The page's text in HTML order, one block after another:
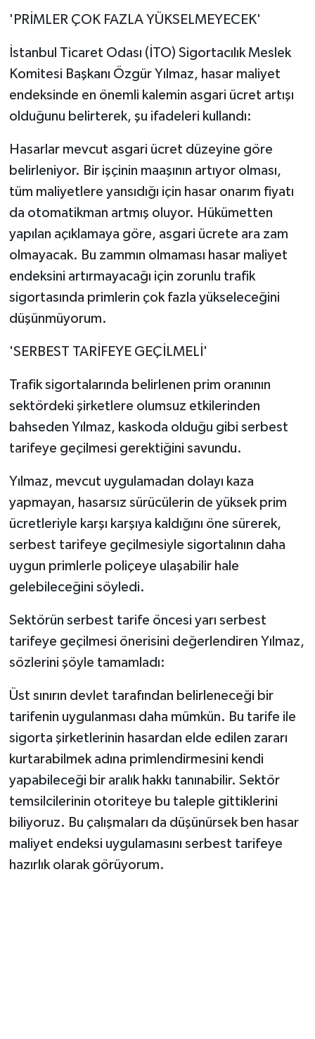
'PRİMLER ÇOK FAZLA YÜKSELMEYECEK'
İstanbul Ticaret Odası (İTO) Sigortacılık Meslek
Komitesi Başkanı Özgür Yılmaz, hasar maliyet
endeksinde en önemli kalemin asgari ücret artışı
olduğunu belirterek, şu ifadeleri kullandı:
Hasarlar mevcut asgari ücret düzeyine göre
belirleniyor. Bir işçinin maaşının artıyor olması,
tüm maliyetlere yansıdığı için hasar onarım fiyatı
da otomatikman artmış oluyor. Hükümetten
yapılan açıklamaya göre, asgari ücrete ara zam
olmayacak. Bu zammın olmaması hasar maliyet
endeksini artırmayacağı için zorunlu trafik
sigortasında primlerin çok fazla yükseleceğini
düşünmüyorum.
'SERBEST TARİFEYE GEÇİLMELİ'
Trafik sigortalarında belirlenen prim oranının
sektördeki şirketlere olumsuz etkilerinden
bahseden Yılmaz, kaskoda olduğu gibi serbest
tarifeye geçilmesi gerektiğini savundu.
Yılmaz, mevcut uygulamadan dolayı kaza
yapmayan, hasarsız sürücülerin de yüksek prim
ücretleriyle karşı karşıya kaldığını öne sürerek,
serbest tarifeye geçilmesiyle sigortalının daha
uygun primlerle poliçeye ulaşabilir hale
gelebileceğini söyledi.
Sektörün serbest tarife öncesi yarı serbest
tarifeye geçilmesi önerisini değerlendiren Yılmaz,
sözlerini şöyle tamamladı:
Üst sınırın devlet tarafından belirleneceği bir
tarifenin uygulanması daha mümkün. Bu tarife ile
sigorta şirketlerinin hasardan elde edilen zararı
kurtarabilmek adına primlendirmesini kendi
yapabileceği bir aralık hakkı tanınabilir. Sektör
temsilcilerinin otoriteye bu taleple gittiklerini
biliyoruz. Bu çalışmaları da düşünürsek ben hasar
maliyet endeksi uygulamasını serbest tarifeye
hazırlık olarak görüyorum.